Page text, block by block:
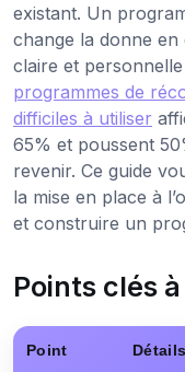
existant. Un
change la donne
claire et
programmes de
difficiles à utiliser
65% et poussent
revenir. Ce guide
la mise en place à
et construire un
Points clés
Point Détails